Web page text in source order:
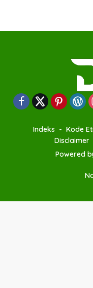
Indeks Kode
Disclaimer
Powered